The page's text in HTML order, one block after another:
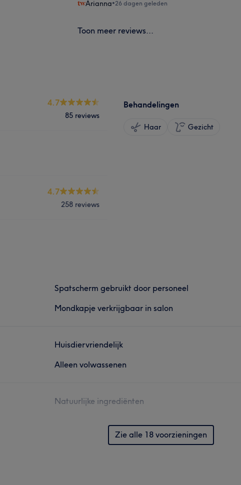
Arianna•26 dagen geleden
Toon meer reviews...
4.7
85 reviews
4.7
258 reviews
Behandelingen
Haar Gezicht
Spatscherm gebruikt door personeel
Mondkapje verkrijgbaar in salon
Huisdiervriendelijk
Alleen volwassenen
Natuurlijke ingrediënten
Zie alle 18 voorzieningen